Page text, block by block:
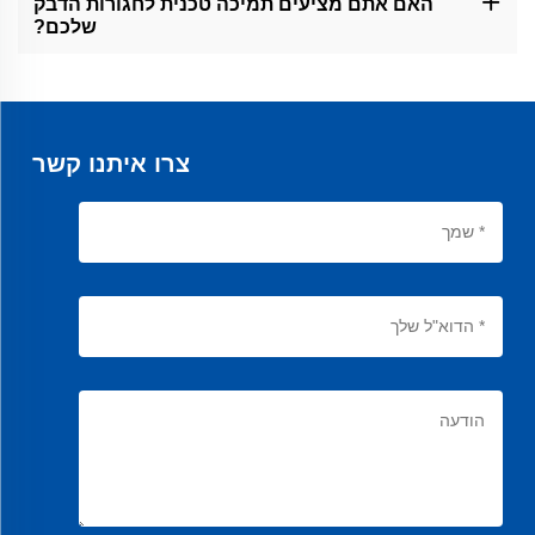
מיוצרות לשימוש ארוך טווח ויכלות לעמוד בפעילות רציפה עם תחזוקה
מתאימה.
האם אתם מציעים תמיכה טכנית לחגורות הדבק
שלכם?
אחרת שיש לך.
צרו איתנו קשר